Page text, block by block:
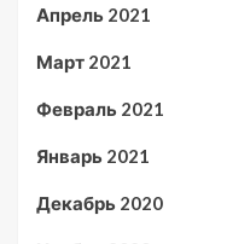
Апрель 2021
Март 2021
Февраль 2021
Январь 2021
Декабрь 2020